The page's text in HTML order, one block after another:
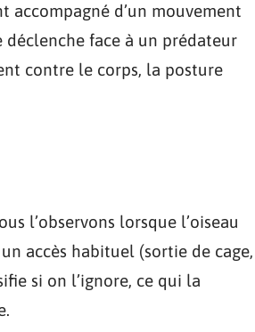
accompagné d’un mouvement
déclenche face à un prédateur
contre le corps, la posture
l’observons lorsque l’oiseau
accès habituel (sortie de cage,
si on l’ignore, ce qui la